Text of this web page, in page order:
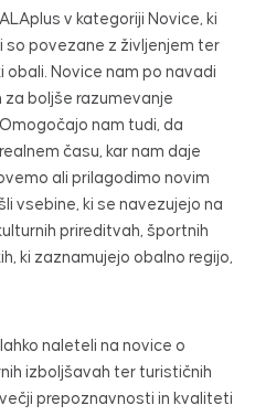
v kategoriji Novice, ki
so povezane z življenjem ter
obali. Novice nam po navadi
za boljše razumevanje
nam tudi, da
času, kar nam daje
ali prilagodimo novim
vsebine, ki se navezujejo na
prireditvah, športnih
ki zaznamujejo obalno regijo,
naleteli na novice o
izboljšavah ter turističnih
prepoznavnosti in kvaliteti